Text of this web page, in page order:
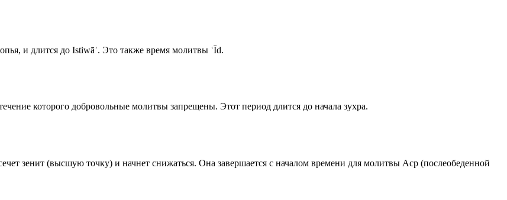
и длится до Istiwāʾ. Это также время молитвы ʿĪd.
которого добровольные молитвы запрещены. Этот период длится до начала зухра.
зенит (высшую точку) и начнет снижаться. Она завершается с началом времени для молитвы Аср (послеобеденной